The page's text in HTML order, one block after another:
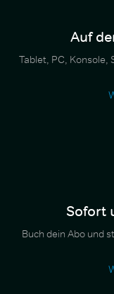
Auf
Tablet, PC, Konsole,
Sofort
Buch dein Abo und